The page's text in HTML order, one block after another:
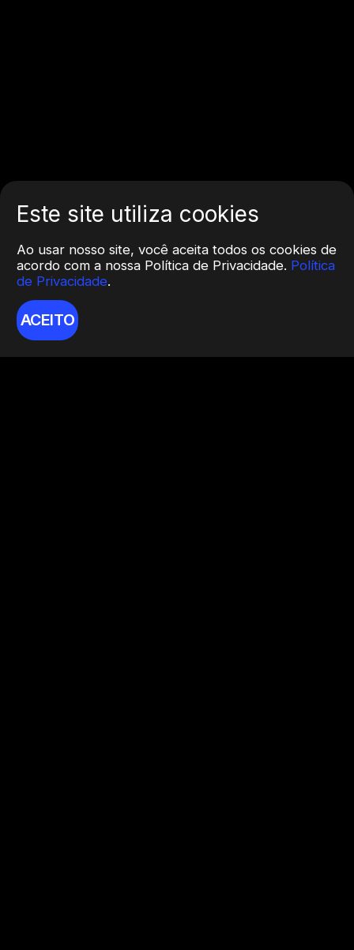
Este site utiliza cookies
Ao usar nosso site, você aceita todos os cookies de
acordo com a nossa Política de Privacidade. Política
de Privacidade.
ACEITO